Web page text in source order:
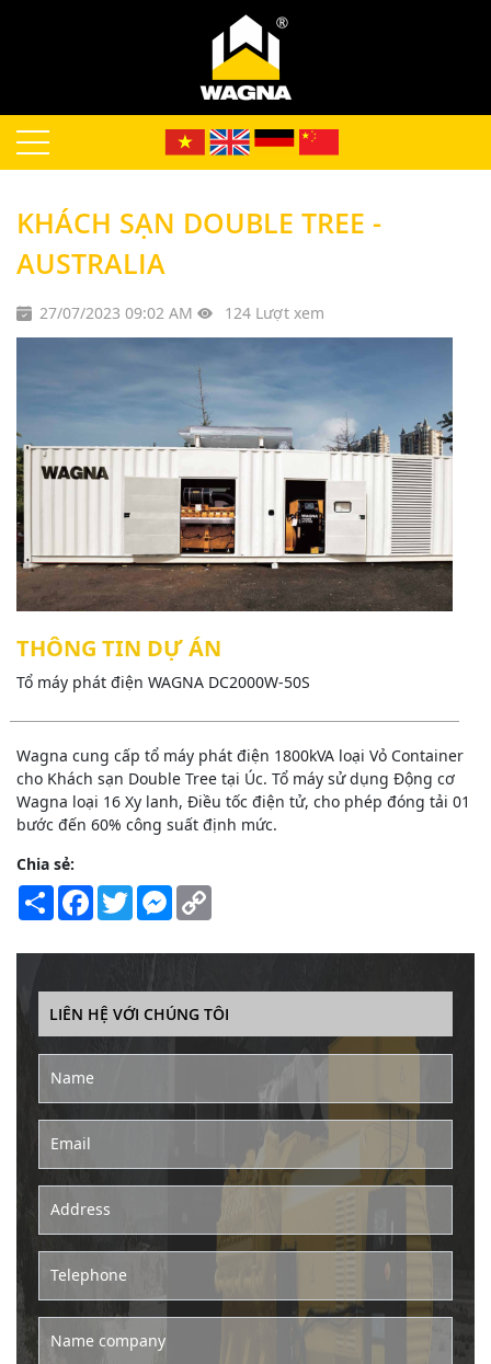
KHÁCH SẠN DOUBLE TREE -
AUSTRALIA
27/07/2023 09:02 AM 124 Lượt xem
THÔNG TIN DỰ ÁN
Tổ máy phát điện WAGNA DC2000W-50S
Wagna cung cấp tổ máy phát điện 1800kVA loại Vỏ Container
cho Khách sạn Double Tree tại Úc. Tổ máy sử dụng Động cơ
Wagna loại 16 Xy lanh, Điều tốc điện tử, cho phép đóng tải 01
bước đến 60% công suất định mức.
Chia sẻ:
Share Facebook
TwitterMessenger
LIÊN HỆ VỚI CHÚNG TÔI
Name
Email
Address
Telephone
Name company